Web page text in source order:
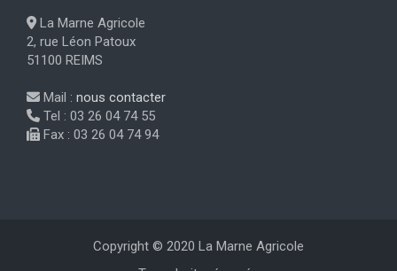
La Marne Agricole
2, rue Léon Patoux
51100 REIMS
Mail : nous contacter
Tel : 03 26 04 74 55
Fax : 03 26 04 74 94
Copyright © 2020 La Marne Agricole